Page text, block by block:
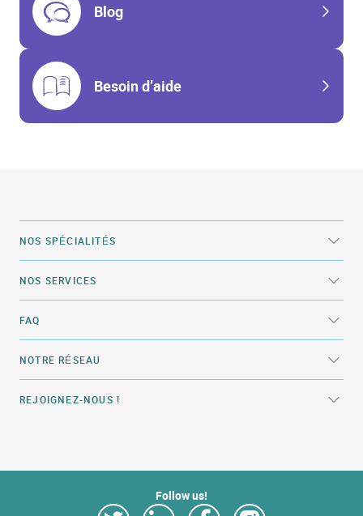
Blog
Besoin d’aide
NOS SPÉCIALITÉS
NOS SERVICES
FAQ
NOTRE RÉSEAU
REJOIGNEZ-NOUS !
Follow us!